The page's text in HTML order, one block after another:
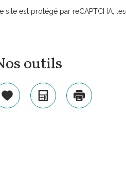
site est protégé par reCAPTCHA, les
outils
SélectionnerCalculatriceImprimer